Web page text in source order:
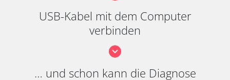
USB-Kabel mit dem Computer
verbinden
… und schon kann die Diagnose